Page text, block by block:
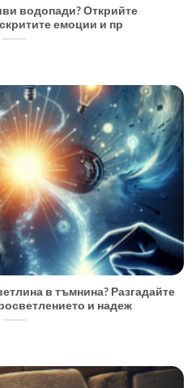
водопади? Открийте
емоции и пр
в тъмнина? Разгадайте
и надеж